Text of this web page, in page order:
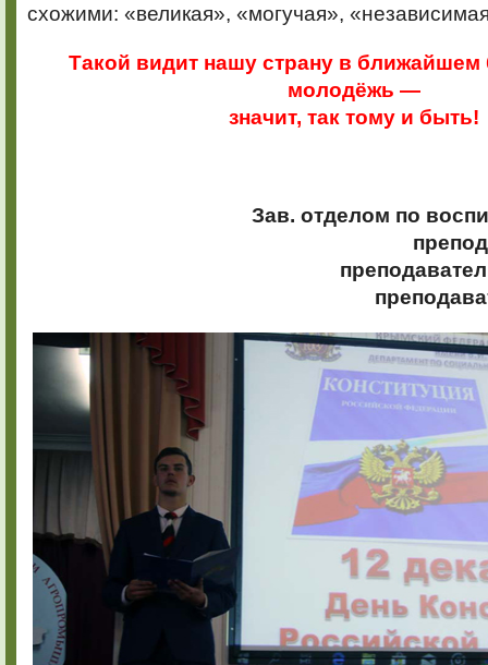
схожими: «великая», «могучая»,
Такой видит нашу страну в
молодёжь —
значит, так тому и быть!
Зав. отделом по